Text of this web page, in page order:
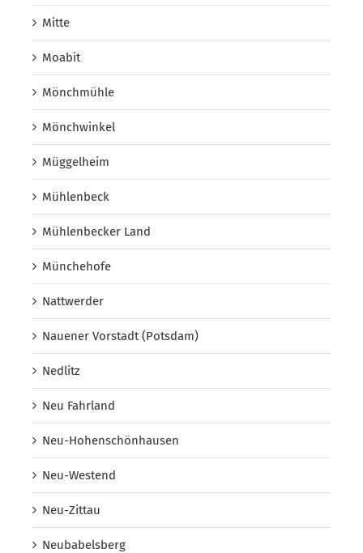
Mitte
Moabit
Mönchmühle
Mönchwinkel
Müggelheim
Mühlenbeck
Mühlenbecker Land
Münchehofe
Nattwerder
Nauener Vorstadt (Potsdam)
Nedlitz
Neu Fahrland
Neu-Hohenschönhausen
Neu-Westend
Neu-Zittau
Neubabelsberg